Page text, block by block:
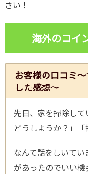
さい！
海外のコイ
お客様の口コミ
した感想～
先日、家を掃除し
どうしようか？」「
なんて話をしいて
があったのでいい機